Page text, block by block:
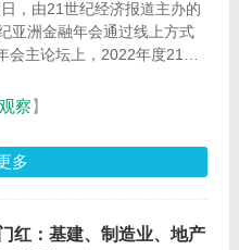
，由21世纪经济报道主办的
亚洲金融年会通过线上方式
会主论坛上，2022年度21世
察】
多
红：基建、制造业、地产